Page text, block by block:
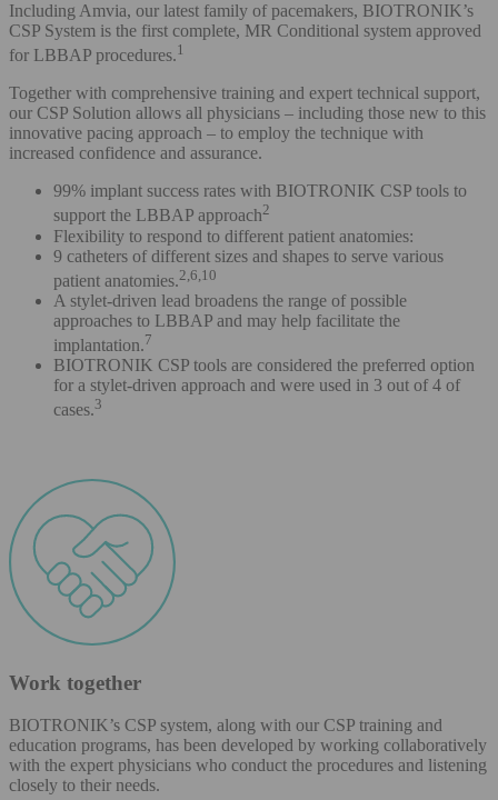
Including Amvia, our latest family of pacemakers, BIOTRONIK’s
CSP System is the first complete, MR Conditional system approved
for LBBAP procedures.1
Together with comprehensive training and expert technical support,
our CSP Solution allows all physicians – including those new to this
innovative pacing approach – to employ the technique with
increased confidence and assurance.
99% implant success rates with BIOTRONIK CSP tools to
support the LBBAP approach2
Flexibility to respond to different patient anatomies:
9 catheters of different sizes and shapes to serve various
patient anatomies.2,6,10
A stylet-driven lead broadens the range of possible
approaches to LBBAP and may help facilitate the
implantation.7
BIOTRONIK CSP tools are considered the preferred option
for a stylet-driven approach and were used in 3 out of 4 of
cases.3
Work together
BIOTRONIK’s CSP system, along with our CSP training and
education programs, has been developed by working collaboratively
with the expert physicians who conduct the procedures and listening
closely to their needs.